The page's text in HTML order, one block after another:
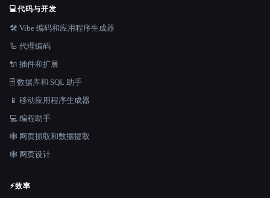
💻代码与开发
🛠️ Vibe 编码和应用程序生成器
🦾 代理编码
🔌 插件和扩展
🗄️ 数据库和 SQL 助手
📱 移动应用程序生成器
💻 编程助手
🕸️ 网页抓取和数据提取
🕸 网页设计
⚡效率